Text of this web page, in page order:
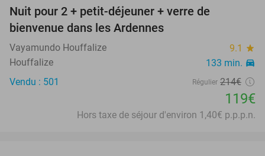
Nuit pour 2 + petit-déjeuner + verre de
bienvenue dans les Ardennes
Vayamundo Houffalize 9.1 star
Houffalize 133 min. directions_car
Vendu : 501 Régulier 214€
119€
Hors taxe de séjour d'environ 1,40€ p.p.p.n.